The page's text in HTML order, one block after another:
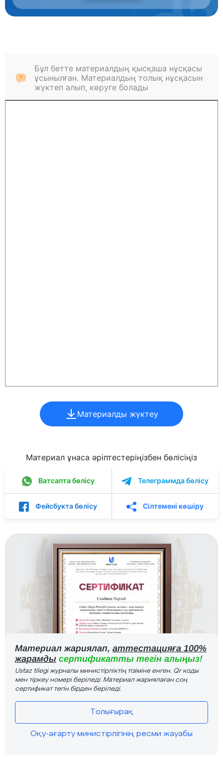
Бұл бетте материалдың қысқаша нұсқасы
ұсынылған. Материалдың толық нұсқасын
жүктеп алып, көруге болады
Материалды жүктеу
Материал ұнаса әріптестеріңізбен бөлісіңіз
Ватсапта бөлісу Телеграммда бөлісу
Фейсбукта бөлісу Сілтемені көшіру
Материал жариялап, аттестацияға 100%
жарамды сертификатты тегін алыңыз!
Ustaz tilegi журналы министірліктің тізіміне енген. Qr коды
мен тіркеу номері беріледі. Материал жариялаған соң
сертификат тегін бірден беріледі.
Толығырақ
Оқу-ағарту министірлігінің ресми жауабы